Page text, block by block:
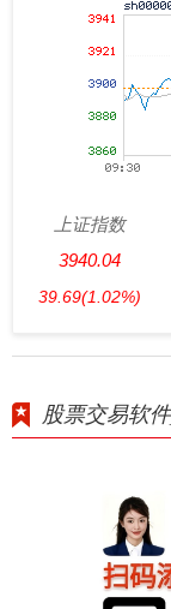
上证指数
3940.04
39.69(1.02%)
股票交易软